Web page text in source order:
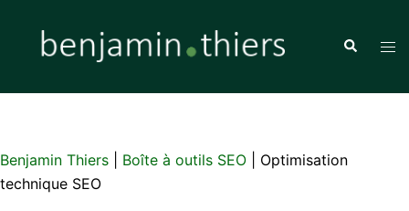
contenu
Benjamin Thiers Boîte à outils SEO
Optimisation
technique SEO